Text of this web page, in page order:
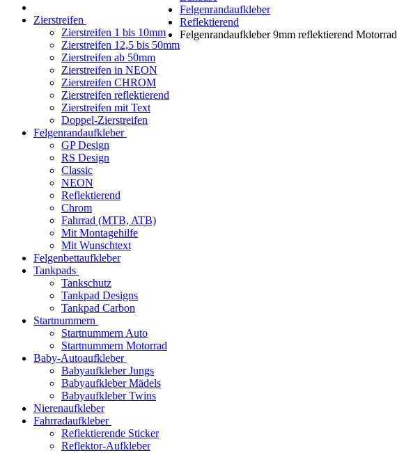
Zierstreifen
Zierstreifen 1 bis 10mm
Zierstreifen 12,5 bis 50mm
Zierstreifen ab 50mm
Zierstreifen in NEON
Zierstreifen CHROM
Zierstreifen reflektierend
Zierstreifen mit Text
Doppel-Zierstreifen
Felgenrandaufkleber
GP Design
RS Design
Classic
NEON
Reflektierend
Chrom
Fahrrad (MTB, ATB)
Mit Montagehilfe
Mit Wunschtext
Felgenbettaufkleber
Tankpads
Tankschutz
Tankpad Designs
Tankpad Carbon
Startnummern
Startnummern Auto
Startnummern Motorrad
Baby-Autoaufkleber
Babyaufkleber Jungs
Babyaufkleber Mädels
Babyaufkleber Twins
Nierenaufkleber
Fahrradaufkleber
Reflektierende Sticker
Reflektor-Aufkleber
Felgenrandaufkleber
Reflektierend
Felgenrandaufkleber 9mm reflektierend Motorrad